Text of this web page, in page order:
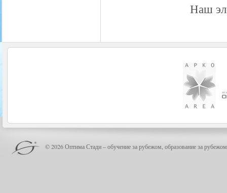
Наш
© 2026 Оптима Стади – обучение за рубежом, образование за